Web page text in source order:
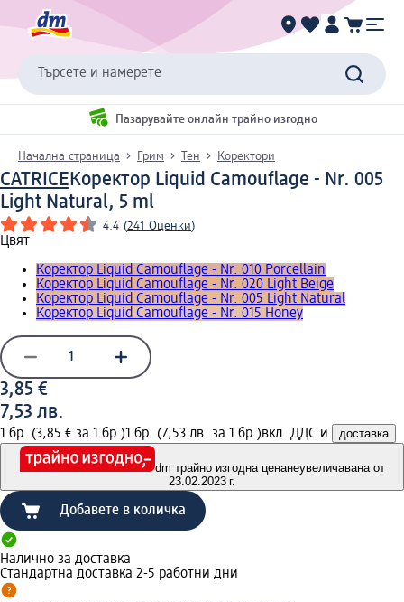
Търсете и намерете
Пазарувайте онлайн трайно изгодно
Начална страница Грим Тен Коректори
CATRICE Коректор Liquid Camouflage - Nr. 005
Light Natural, 5 ml
4.4 (241 Оценки)
Цвят
Коректор Liquid Camouflage - Nr. 010 Porcellain
Коректор Liquid Camouflage - Nr. 020 Light Beige
Коректор Liquid Camouflage - Nr. 005 Light Natural
Коректор Liquid Camouflage - Nr. 015 Honey
3,85 €
7,53 лв.
1 бр. (3,85 € за 1 бр.)1 бр. (7,53 лв. за 1 бр.)вкл. ДДС и доставка
dm трайно изгодна ценанеувеличавана от
23.02.2023 г.
Добавете в количка
Налично за доставка
Стандартна доставка 2-5 работни дни